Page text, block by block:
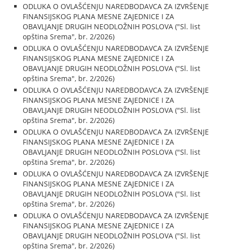
ODLUKA O OVLAŠĆENJU NAREDBODAVCA ZA IZVRŠENJE
FINANSIJSKOG PLANA MESNE ZAJEDNICE I ZA
OBAVLJANJE DRUGIH NEODLOŽNIH POSLOVA ("Sl. list
opština Srema", br. 2/2026)
ODLUKA O OVLAŠĆENJU NAREDBODAVCA ZA IZVRŠENJE
FINANSIJSKOG PLANA MESNE ZAJEDNICE I ZA
OBAVLJANJE DRUGIH NEODLOŽNIH POSLOVA ("Sl. list
opština Srema", br. 2/2026)
ODLUKA O OVLAŠĆENJU NAREDBODAVCA ZA IZVRŠENJE
FINANSIJSKOG PLANA MESNE ZAJEDNICE I ZA
OBAVLJANJE DRUGIH NEODLOŽNIH POSLOVA ("Sl. list
opština Srema", br. 2/2026)
ODLUKA O OVLAŠĆENJU NAREDBODAVCA ZA IZVRŠENJE
FINANSIJSKOG PLANA MESNE ZAJEDNICE I ZA
OBAVLJANJE DRUGIH NEODLOŽNIH POSLOVA ("Sl. list
opština Srema", br. 2/2026)
ODLUKA O OVLAŠĆENJU NAREDBODAVCA ZA IZVRŠENJE
FINANSIJSKOG PLANA MESNE ZAJEDNICE I ZA
OBAVLJANJE DRUGIH NEODLOŽNIH POSLOVA ("Sl. list
opština Srema", br. 2/2026)
ODLUKA O OVLAŠĆENJU NAREDBODAVCA ZA IZVRŠENJE
FINANSIJSKOG PLANA MESNE ZAJEDNICE I ZA
OBAVLJANJE DRUGIH NEODLOŽNIH POSLOVA ("Sl. list
opština Srema", br. 2/2026)